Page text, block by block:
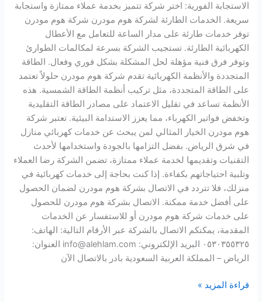
الاستجابة الفورية: اختر شركة تتميز بخدمة عملاء ممتازة واستجابة
سريعة. الخدمات الطارئة لشركة هوم مودرن شركة هوم مودرن
توفر خدمات طارئة على مدار الساعة للتعامل مع الأعطال
الكهربائية الطارئة. تستجيب الشركة بسرعة لمكالمات الطوارئ
وتوفر فرق فنية مؤهلة لحل المشكلة بشكل فوري وفعال. الطاقة
المتجددة والأنظمة الكهربائية تقدم شركة هوم مودرن حلولاً تعتمد
على الطاقة المتجددة، مثل تركيب أنظمة الطاقة الشمسية. هذه
الأنظمة تساعد في تقليل الاعتماد على مصادر الطاقة التقليدية
وتخفض فواتير الكهرباء، مما يعزز الاستدامة البيئية. تعتبر شركة
هوم مودرن الخيار المثالي لمن يبحث عن خدمات كهربائي منازل
في شرق الرياض. بفضل التزامها بالجودة واستخدامها لأحدث
التقنيات وتقديمها لخدمة عملاء ممتازة، تضمن الشركة رضا العملاء
وتلبية احتياجاتهم بكفاءة. إذا كنت بحاجة إلى خدمات كهربائية في
منزلك، فلا تتردد في الاتصال بشركة هوم مودرن لضمان الحصول
على أفضل خدمة ممكنة. الاتصال بشركة هوم مودرن للحصول
على خدمات شركة هوم مودرن أو للاستفسار عن الخدمات
المقدمة، يمكنكم الاتصال بالشركة عبر الأرقام التالية: الهاتف:
٠٥٣٠٣٥٥٣٢٥ البريد الإلكتروني: info@alehlam.com العنوان:
الرياض – المملكة العربية السعودية بادر بالاتصال الآن
قراءة المزيد »